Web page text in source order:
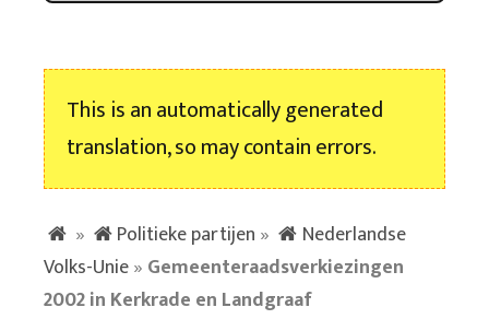
Nieuwsbrief
This is an automatically generated
translation, so may contain errors.
» Politieke partijen »
Nederlandse
Volks-Unie» Gemeenteraadsverkiezingen
2002 in Kerkrade en Landgraaf